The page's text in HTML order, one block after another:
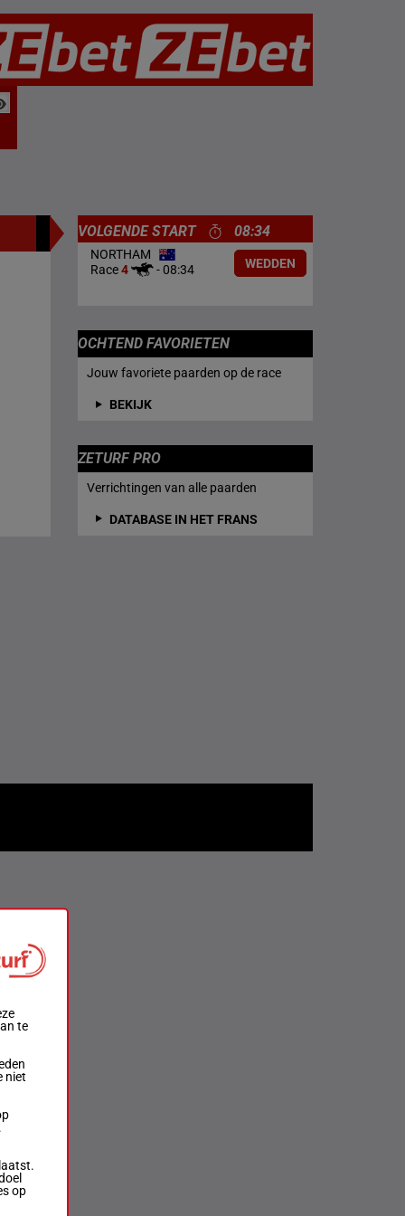
VOLGENDE START 08:34
NORTHAM
Race4 -08:34 WEDDEN
OCHTEND FAVORIETEN
Jouw favoriete paarden op de race
BEKIJK
ZETURF PRO
Verrichtingen van alle paarden
DATABASE IN HET FRANS
te
niet
op